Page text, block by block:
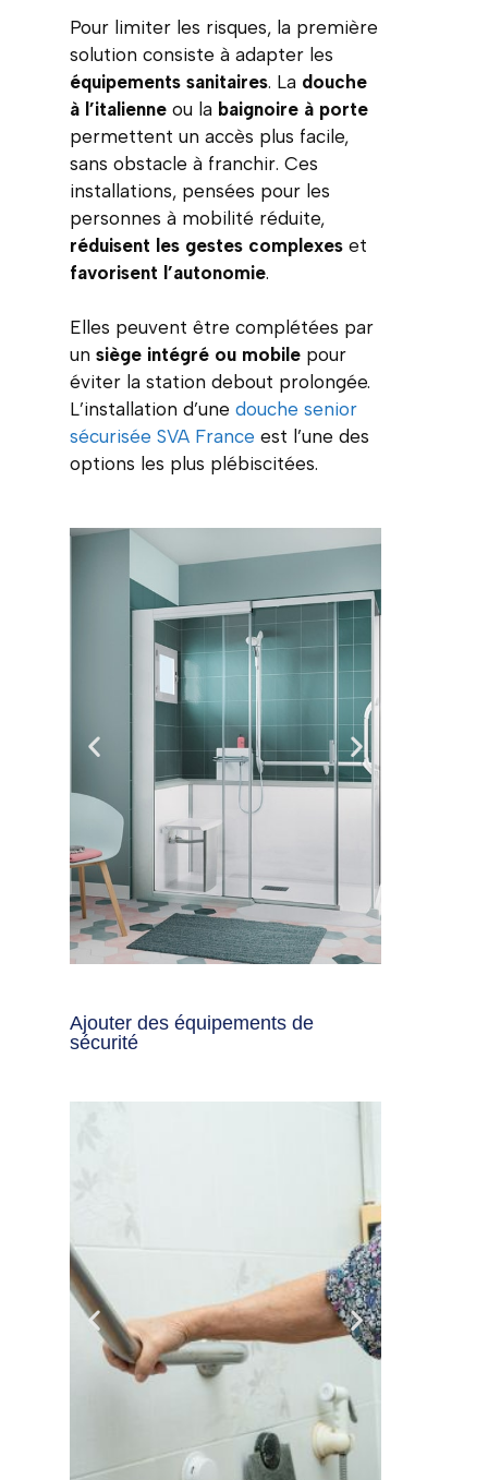
Pour limiter les risques, la première
solution consiste à adapter les
équipements sanitaires. La douche
à l’italienneou la baignoire à porte
permettent un accès plus facile,
sans obstacle à franchir. Ces
installations, pensées pour les
personnes à mobilité réduite,
réduisent les gestes complexeset
favorisent l’autonomie.
Elles peuvent être complétées par
un siège intégré ou mobilepour
éviter la station debout prolongée.
L’installation d’une douche senior
sécurisée SVA France est l’une des
options les plus plébiscitées.
Ajouter des équipements de
sécurité